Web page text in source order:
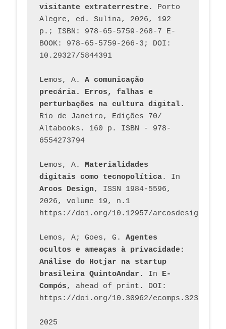
visitante extraterrestre. Porto
Alegre, ed. Sulina, 2026, 192
p.; ISBN: 978-65-5759-268-7 E-
BOOK: 978-65-5759-266-3; DOI:
10.29327/5844391
Lemos, A. A comunicação
precária. Erros, falhas e
perturbações na cultura digital.
Rio de Janeiro, Edições 70/
Altabooks. 160 p. ISBN - 978-
6554273794
Lemos, A. Materialidades
digitais como tecnopolítica
Arcos Design, ISSN 1984-5596,
2026, volume 19, n.1
https://doi.org/10.12957/
Lemos, A; Goes, G. Agentes
ocultos e ameaças à privacidade:
Análise do Hotjar na startup
brasileira QuintoAndar . In E-
Compós, ahead of print. DOI:
https://doi.org/10.30962/ecomps.3231
2025